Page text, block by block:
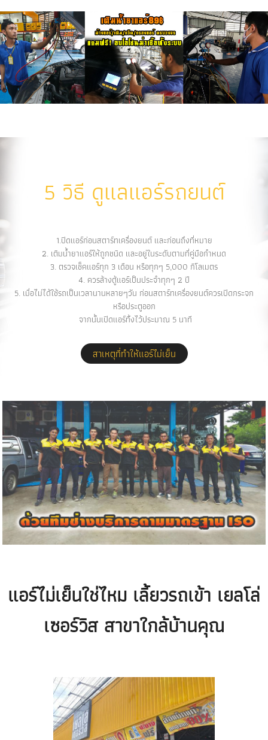
5 วิธี ดูแลแอร์รถยนต์
1.ปิดแอร์ก่อนสตาร์ทเครื่องยนต์ และก่อนถึงที่หมาย
2. เติมน้ำยาแอร์ให้ถูกชนิด และอยู่ในระดับตามที่คู่มือกำหนด
3. ตรวจเช็คแอร์ทุก 3 เดือน หรือทุกๆ 5,000 กิโลเมตร
4. ควรล้างตู้แอร์เป็นประจำทุกๆ 2 ปี
5. เมื่อไม่ได้ใช้รถเป็นเวลานานหลายๆวัน ก่อนสตาร์ทเครื่องยนต์ควรเปิดกระจก
หรือประตูออก
จากนั้นเปิดแอร์ทิ้งไว้ประมาณ 5 นาที
สาเหตุที่ทำให้แอร์ไม่เย็น
แอร์ไม่เย็นใช่ไหม เลี้ยวรถเข้า เยลโล่
เซอร์วิส สาขาใกล้บ้านคุณ